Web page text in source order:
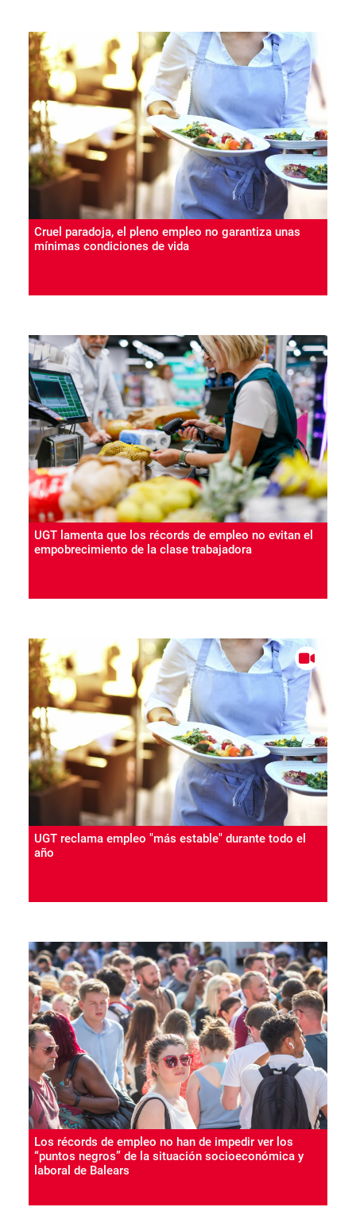
Cruel paradoja, el pleno empleo no garantiza unas
mínimas condiciones de vida
UGT lamenta que los récords de empleo no evitan el
empobrecimiento de la clase trabajadora
UGT reclama empleo "más estable" durante todo el
año
Los récords de empleo no han de impedir ver los
“puntos negros” de la situación socioeconómica y
laboral de Balears